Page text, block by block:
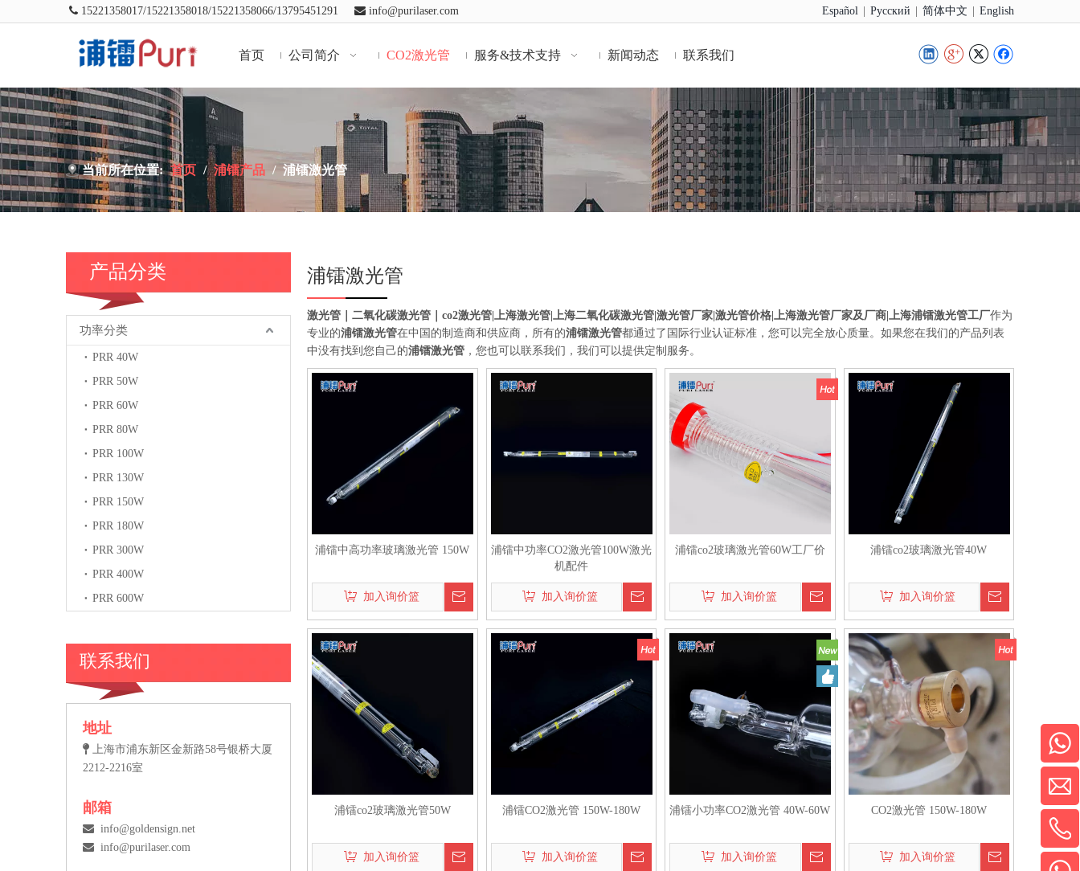
 15221358017/15221358018/15221358066/13795451291  info@purilaser.com Español Pусский 简体中文 English
首页 公司简介 CO2激光管 服务&技术支持 新闻动态 联系我们
当前所在位置: 首页 / 浦镭产品 / 浦镭激光管
产品分类
功率分类
PRR 40W
PRR 50W
PRR 60W
PRR 80W
PRR 100W
PRR 130W
PRR 150W
PRR 180W
PRR 300W
PRR 400W
PRR 600W
联系我们
地址
 上海市浦东新区金新路58号银桥大厦
2212-2216室
邮箱
 info@goldensign.net
 info@purilaser.com
浦镭激光管
激光管｜二氧化碳激光管｜co2激光管|上海激光管|上海二氧化碳激光管|激光管厂家|激光管价格|上海激光管厂家及厂商|上海浦镭激光管工厂作为
专业的浦镭激光管在中国的制造商和供应商，所有的浦镭激光管都通过了国际行业认证标准，您可以完全放心质量。如果您在我们的产品列表
中没有找到您自己的浦镭激光管 ，您也可以联系我们，我们可以提供定制服务。
浦镭中高功率玻璃激光管 150W
加入询价篮
浦镭中功率CO2激光管100W激光
机配件
加入询价篮
浦镭co2玻璃激光管60W工厂价
加入询价篮
浦镭co2玻璃激光管40W
加入询价篮
浦镭co2玻璃激光管50W
加入询价篮
浦镭CO2激光管 150W-180W
加入询价篮
浦镭小功率CO2激光管 40W-60W
加入询价篮
CO2激光管 150W-180W
加入询价篮